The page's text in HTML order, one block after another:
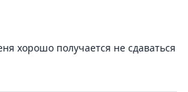
хорошо получается не сдаваться